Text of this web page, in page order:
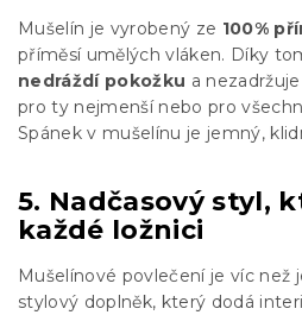
Mušelín je vyrobený ze 100%
příměsí umělých vláken. Díky
nedráždí pokožku a
pro ty nejmenší nebo pro
Spánek v mušelínu je jemný,
5. Nadčasový styl,
každé ložnici
Mušelínové povlečení je víc než
stylový doplněk, který dodá